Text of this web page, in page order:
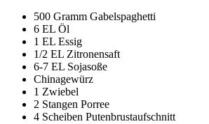
500 Gramm Gabelspaghetti
6 EL Öl
1 EL Essig
1/2 EL Zitronensaft
6-7 EL Sojasoße
Chinagewürz
1 Zwiebel
2 Stangen Porree
4 Scheiben Putenbrustaufschnitt